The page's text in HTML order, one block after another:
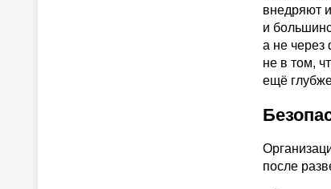
внедряют
и
а не
не в том,
ещё
после